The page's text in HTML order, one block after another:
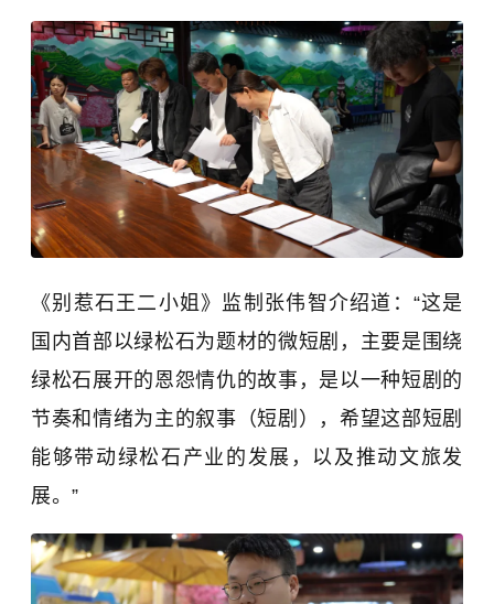
《别惹石王二小姐》监制张伟智介绍道：“这是
国内首部以绿松石为题材的微短剧，主要是围绕
绿松石展开的恩怨情仇的故事，是以一种短剧的
节奏和情绪为主的叙事（短剧），希望这部短剧
能够带动绿松石产业的发展，以及推动文旅发
展。”